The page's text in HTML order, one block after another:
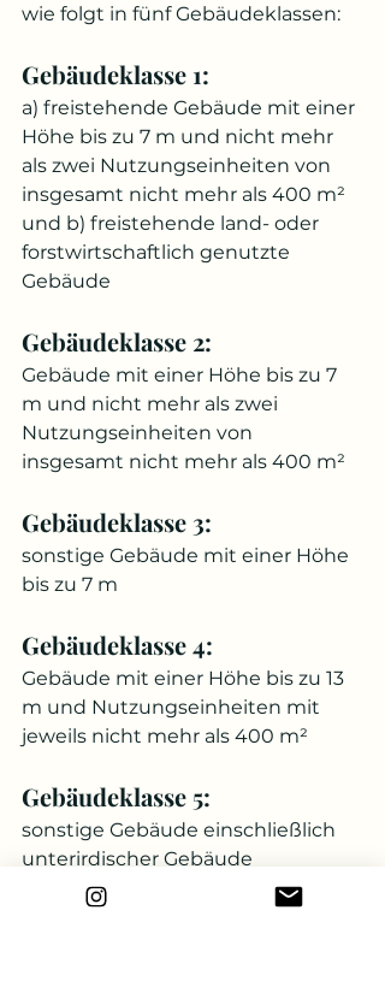
wie folgt in fünf Gebäudeklassen:
Gebäudeklasse 1:
a) freistehende Gebäude mit einer
Höhe bis zu 7 m und nicht mehr
als zwei Nutzungseinheiten von
insgesamt nicht mehr als 400 m²
und b) freistehende land- oder
forstwirtschaftlich genutzte
Gebäude
Gebäudeklasse 2:
Gebäude mit einer Höhe bis zu 7
m und nicht mehr als zwei
Nutzungseinheiten von
insgesamt nicht mehr als 400 m²
Gebäudeklasse 3:
sonstige Gebäude mit einer Höhe
bis zu 7 m
Gebäudeklasse 4:
Gebäude mit einer Höhe bis zu 13
m und Nutzungseinheiten mit
jeweils nicht mehr als 400 m²
Gebäudeklasse 5:
sonstige Gebäude einschließlich
unterirdischer Gebäude